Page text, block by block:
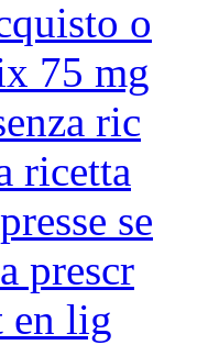
o
75 mg
ric
ricetta
se
prescr
en lig